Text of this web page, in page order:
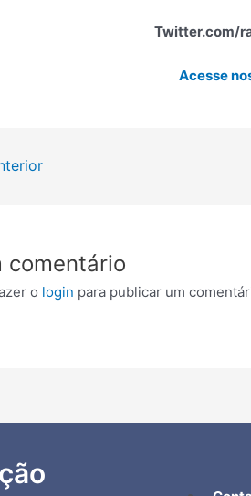
Twitter.com/
Acesse
comentário
o login para publicar um